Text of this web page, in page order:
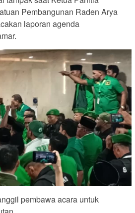
Pembangunan Raden Arya
laporan agenda
pembawa acara untuk